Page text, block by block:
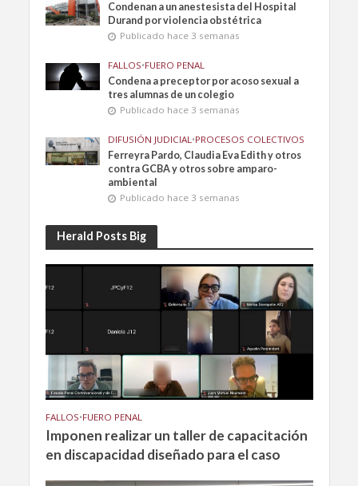
Condenan a un anestesista del Hospital
Durand por violencia obstétrica
Publicado hace 3 semanas
FALLOS•FUERO PENAL
Condena a preceptor por acoso sexual a
tres alumnas de un colegio
Publicado hace 3 semanas
DIFUSIÓN JUDICIAL•PROCESOS COLECTIVOS
Ferreyra Pardo, Claudia Eva Edith y otros
contra GCBA y otros sobre amparo-
ambiental
Publicado hace 3 semanas
Herald Posts Big
FALLOS•FUERO PENAL
Imponen realizar un taller de capacitación
en discapacidad diseñado para el caso